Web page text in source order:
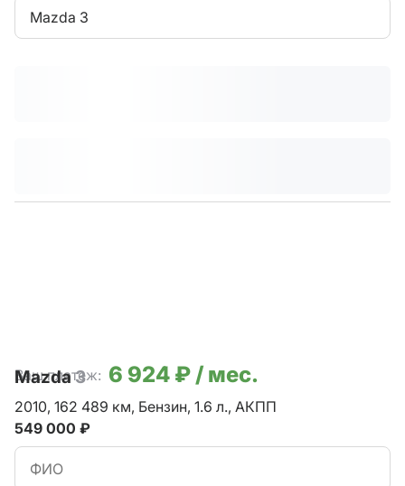
Mazda 3
Ваш платеж: 6 924 ₽ / мес.
Mazda3
2010, 162 489 км, Бензин, 1.6 л., АКПП
549 000 ₽